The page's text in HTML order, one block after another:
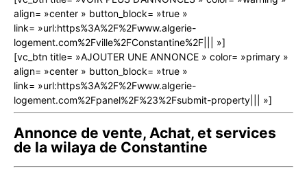
align= »center » button_block= »true »
link= »url:https%3A%2F%2Fwww.algerie-
logement.com%2Fville%2FConstantine%2F||| »]
[vc_btn title= »AJOUTER UNE ANNONCE » color= »primary »
align= »center » button_block= »true »
link= »url:https%3A%2F%2Fwww.algerie-
logement.com%2Fpanel%2F%23%2Fsubmit-property||| »]
Annonce de vente, Achat, et services
de la wilaya de Constantine